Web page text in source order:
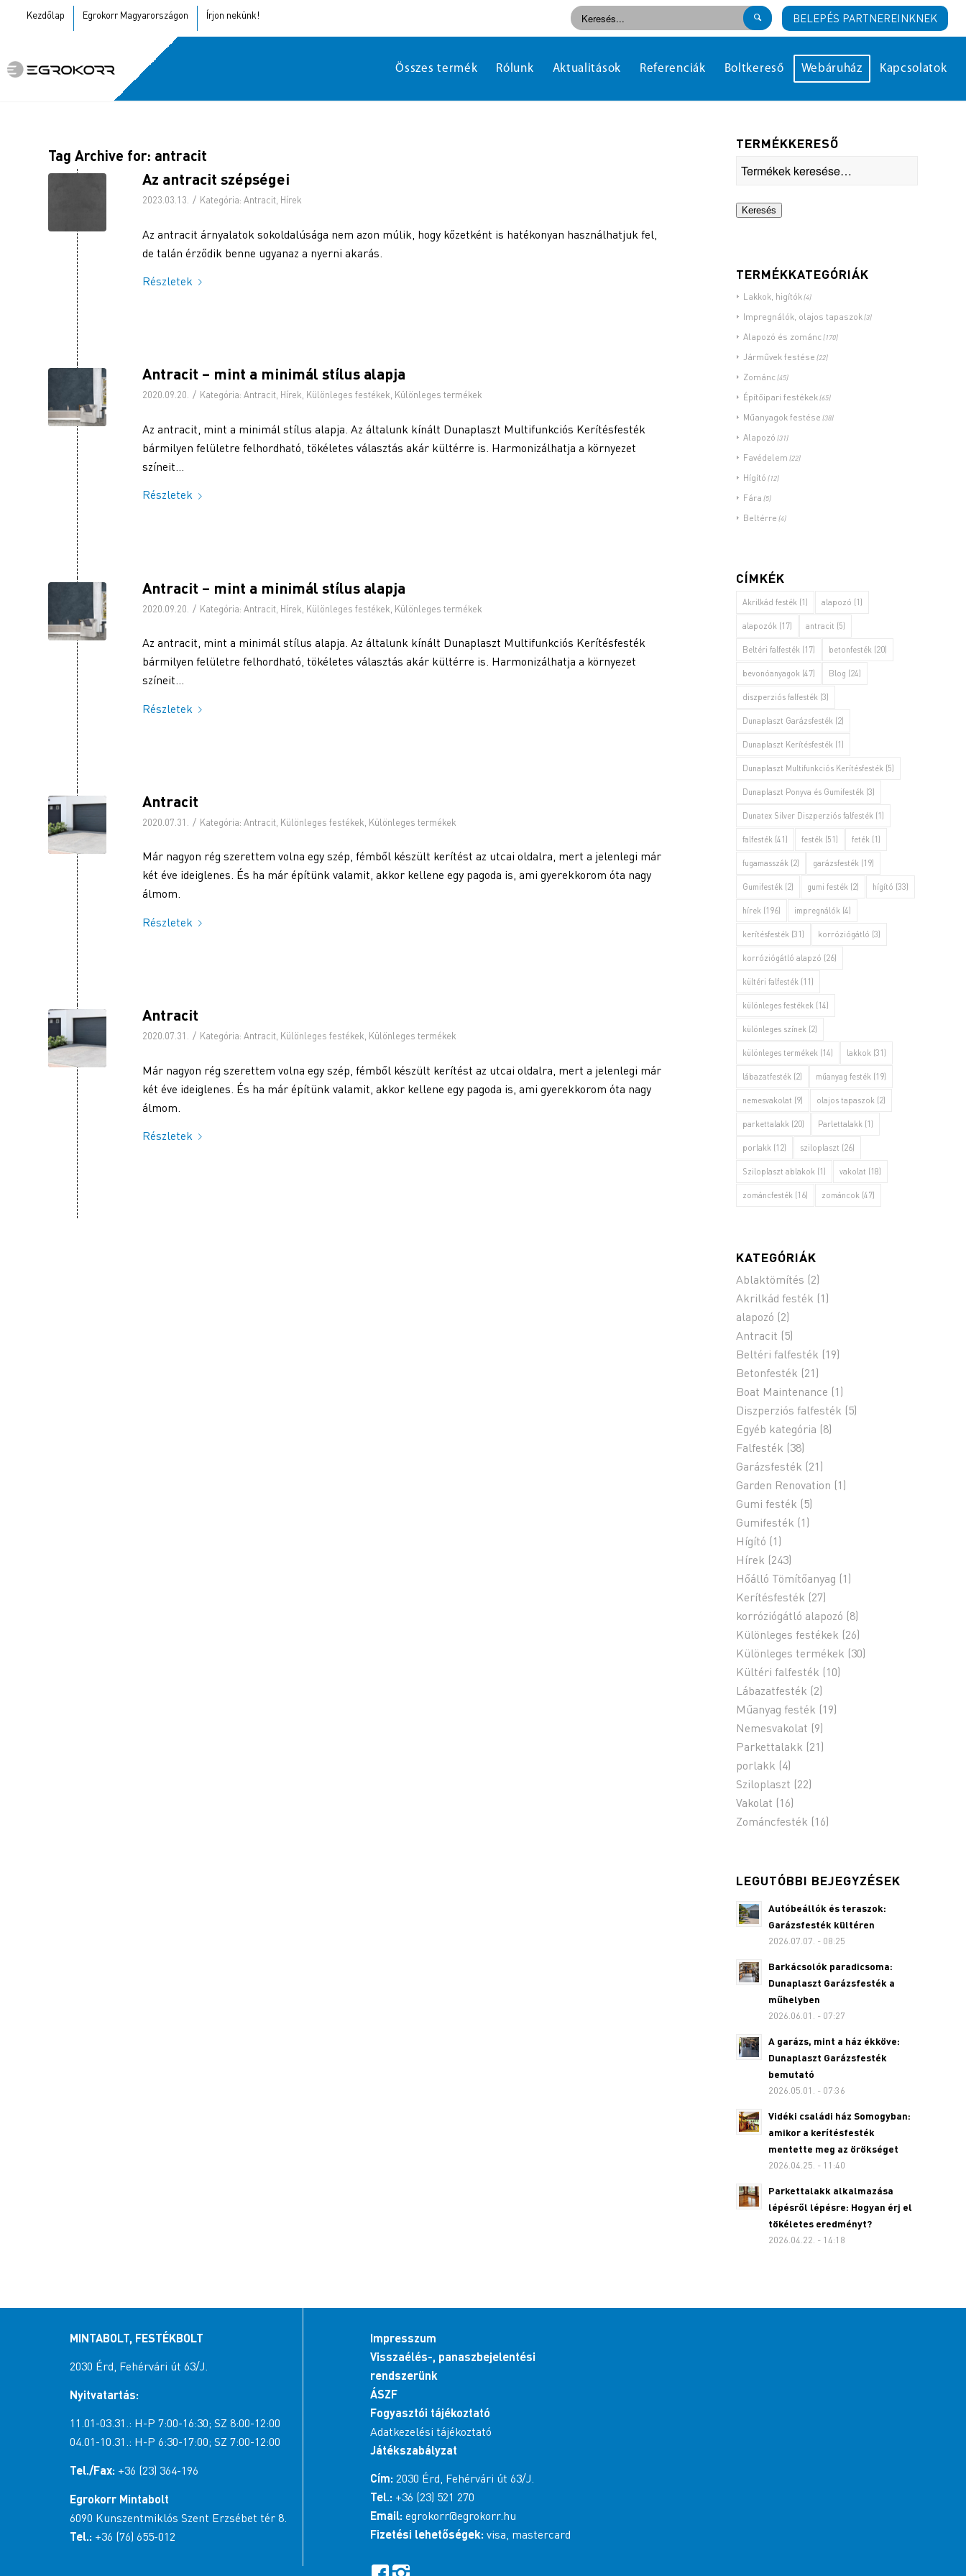
Kezdőlap Egrokorr Magyarországon Írjon nekünk! BELEPÉS PARTNEREINKNEK
Összes termék Rólunk Aktualitások Referenciák Boltkereső Webáruház Kapcsolatok
Tag Archive for: antracit
Az antracit szépségei
2023.03.13. / Kategória: Antracit Hírek
Az antracit árnyalatok sokoldalúsága nem azon múlik, hogy kőzetként is hatékonyan használhatjuk fel,
de talán érződik benne ugyanaz a nyerni akarás.
Részletek
Antracit – mint a minimál stílus alapja
2020.09.20. / Kategória: Antracit, Hírek, Különleges festékek, Különleges termékek
Az antracit, mint a minimál stílus alapja. Az általunk kínált Dunaplaszt Multifunkciós Kerítésfesték
bármilyen felületre felhordható, tökéletes választás akár kültérre is. Harmonizálhatja a környezet
színeit…
Részletek
Antracit – mint a minimál stílus alapja
2020.09.20. / Kategória: Antracit Hírek Különleges festékek Különleges termékek
Az antracit, mint a minimál stílus alapja. Az általunk kínált Dunaplaszt Multifunkciós Kerítésfesték
bármilyen felületre felhordható, tökéletes választás akár kültérre is. Harmonizálhatja a környezet
színeit…
Részletek
Antracit
2020.07.31. / Kategória: Antracit Különleges festékek Különleges termékek
Már nagyon rég szerettem volna egy szép, fémből készült kerítést az utcai oldalra, mert a jelenlegi már
két éve ideiglenes. És ha már építünk valamit, akkor kellene egy pagoda is, ami gyerekkorom óta nagy
álmom.
Részletek
Antracit
2020.07.31. / Kategória: Antracit Különleges festékek Különleges termékek
Már nagyon rég szerettem volna egy szép, fémből készült kerítést az utcai oldalra, mert a jelenlegi már
két éve ideiglenes. És ha már építünk valamit, akkor kellene egy pagoda is, ami gyerekkorom óta nagy
álmom.
Részletek
TERMÉKKERESŐ
Keresés
TERMÉKKATEGÓRIÁK
Lakkok, higítók (4)
Impregnálók, olajos tapaszok (3)
Alapozó és zománc (170)
Járművek festése (22)
Zománc (45)
Építőipari festékek (65)
Műanyagok festése (38)
Alapozó (31)
Favédelem (22)
Hígító (12)
Fára (5)
Beltérre (4)
CÍMKÉK
Akrilkád festék (1) alapozó (1)
alapozók (17) antracit (5)
Beltéri falfesték (17) betonfesték (20)
bevonóanyagok (47) Blog (24)
diszperziós falfesték (3)
Dunaplaszt Garázsfesték (2)
Dunaplaszt Kerítésfesték (1)
Dunaplaszt Multifunkciós Kerítésfesték (5)
Dunaplaszt Ponyva és Gumifesték (3)
Dunatex Silver Diszperziós falfesték (1)
falfesték (41) festék (51) feték (1)
fugamasszák (2) garázsfesték (19)
Gumifesték (2) gumi festék (2) hígító (33)
hírek (196) impregnálók (4)
kerítésfesték (31) korróziógátló (3)
korróziógátló alapzó (26)
kültéri falfesték (11)
különleges festékek (14)
különleges színek (2)
különleges termékek (14) lakkok (31)
lábazatfesték (2) műanyag festék (19)
nemesvakolat (9) olajos tapaszok (2)
parkettalakk (20) Parlettalakk (1)
porlakk (12) sziloplaszt (26)
Sziloplaszt ablakok (1) vakolat (18)
zománcfesték (16) zománcok (47)
KATEGÓRIÁK
Ablaktömítés (2)
Akrilkád festék (1)
alapozó (2)
Antracit (5)
Beltéri falfesték (19)
Betonfesték (21)
Boat Maintenance (1)
Diszperziós falfesték (5)
Egyéb kategória (8)
Falfesték (38)
Garázsfesték (21)
Garden Renovation (1)
Gumi festék (5)
Gumifesték (1)
Hígító (1)
Hírek (243)
Hőálló Tömítőanyag (1)
Kerítésfesték (27)
korróziógátló alapozó (8)
Különleges festékek (26)
Különleges termékek (30)
Kültéri falfesték (10)
Lábazatfesték (2)
Műanyag festék (19)
Nemesvakolat (9)
Parkettalakk (21)
porlakk (4)
Sziloplaszt (22)
Vakolat (16)
Zománcfesték (16)
LEGUTÓBBI BEJEGYZÉSEK
Autóbeállók és teraszok:
Garázsfesték kültéren
2026.07.07. - 08:25
Barkácsolók paradicsoma:
Dunaplaszt Garázsfesték a
műhelyben
2026.06.01. - 07:27
A garázs, mint a ház ékköve:
Dunaplaszt Garázsfesték
bemutató
2026.05.01. - 07:36
Vidéki családi ház Somogyban:
amikor a kerítésfesték
mentette meg az örökséget
2026.04.25. - 11:40
Parkettalakk alkalmazása
lépésről lépésre: Hogyan érj el
tökéletes eredményt?
2026.04.22. - 14:18
MINTABOLT, FESTÉKBOLT
2030 Érd, Fehérvári út 63/J.
Nyitvatartás:
11.01-03.31.: H-P 7:00-16:30; SZ 8:00-12:00
04.01-10.31.: H-P 6:30-17:00; SZ 7:00-12:00
Tel./Fax: +36 (23) 364-196
Egrokorr Mintabolt
6090 Kunszentmiklós Szent Erzsébet tér 8.
Tel.: +36 (76) 655-012
Impresszum
Visszaélés-, panaszbejelentési
rendszerünk
ÁSZF
Fogyasztói tájékoztató
Adatkezelési tájékoztató
Játékszabályzat
Cím: 2030 Érd, Fehérvári út 63/J.
Tel.: +36 (23) 521 270
Email: egrokorr@egrokorr.hu
Fizetési lehetőségek: visa, mastercard